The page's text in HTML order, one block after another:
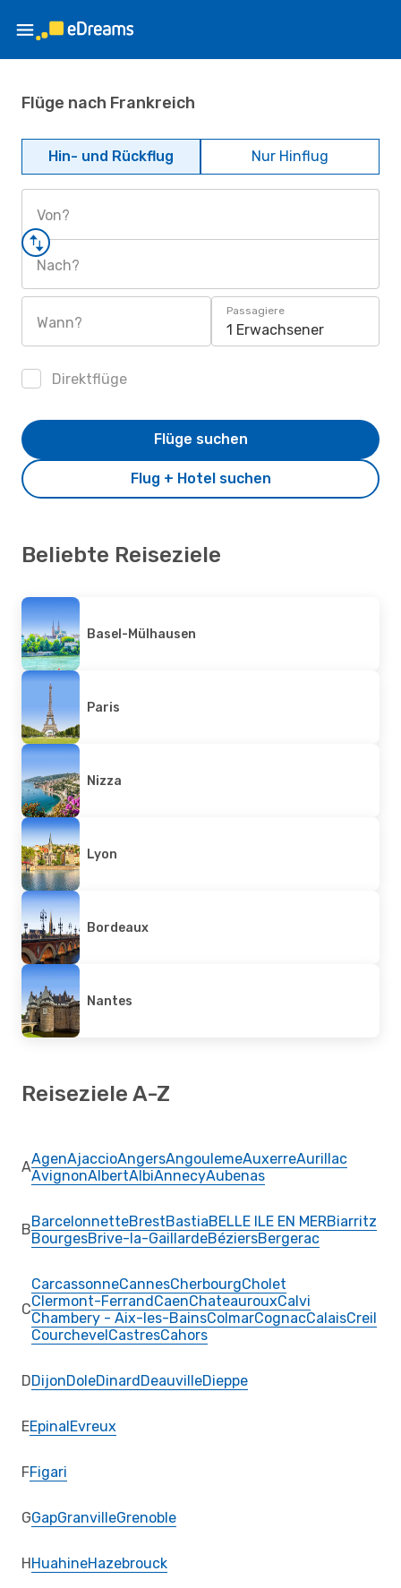
Flüge nach Frankreich
Hin- und Rückflug Nur Hinflug
Von?
Nach?
Wann?
Passagiere
1 Erwachsener
Direktflüge
Flug + Hotel suchen
Flüge suchen
Beliebte Reiseziele
Basel-Mülhausen
Paris
Nizza
Lyon
Bordeaux
Nantes
Reiseziele A-Z
AAgenAjaccioAngersAngoulemeAuxerreAurillac
AvignonAlbertAlbiAnnecyAubenas
BBarcelonnetteBrestBastiaBELLE ILE EN MERBiarritz
BourgesBrive-la-GaillardeBéziersBergerac
C
CarcassonneCannesCherbourgCholet
Clermont-FerrandCaenChateaurouxCalvi
Chambery - Aix-les-BainsColmarCognacCalaisCreil
CourchevelCastresCahors
DDijonDoleDinardDeauvilleDieppe
EEpinalEvreux
FFigari
GGapGranvilleGrenoble
HHuahineHazebrouck